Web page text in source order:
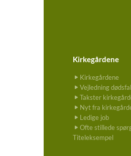
Kirkegårdene
Kirkegårdene
Vejledning
Takster
Nyt fra
Ledige job
Ofte stillede
Titeleksempel